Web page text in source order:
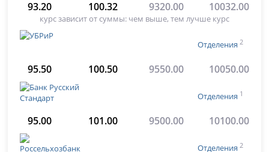
93.20 100.32 9320.00 10032.00
курс зависит от суммы: чем выше, тем лучше курс
Отделения 2
95.50 100.50 9550.00 10050.00
Отделения 1
95.00 101.00 9500.00 10100.00
Отделения 2